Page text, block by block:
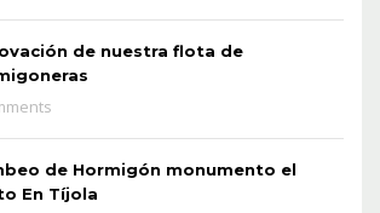
de nuestra flota de
de Hormigón monumento el
En Tíjola